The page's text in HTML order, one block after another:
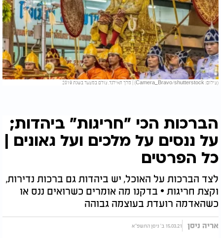
(צילום: Camera_Bravo/shutterstock) | מלך תאילנד, צולם במצעד בשנת 2019
הברכות הכי "חריגות" ביהדות;
על ננסים על מלכים ועל גאונים |
כל הפרטים
לצד הברכות על האוכל, יש ביהדות גם ברכות נדירות,
וקצת חריגות • בדקנו מה אומרים כשרואים ננס או
כשהאדמה רועדת בעוצמה גבוהה
אריה ניסן 15.03.21 ב' ניסן התשפ"א